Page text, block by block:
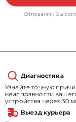
Отправляя, Вы
Диагностика
Узнайте точную
неисправности
устройства через 30
Выезд курьера